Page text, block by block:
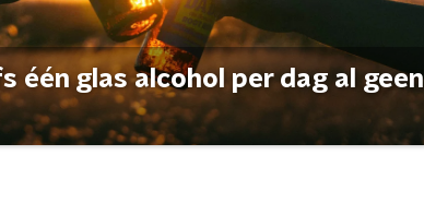
één glas alcohol per dag al geen